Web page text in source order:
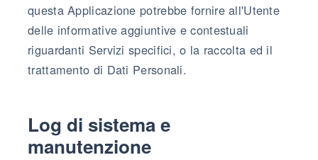
questa Applicazione potrebbe fornire all'Utente
delle informative aggiuntive e contestuali
riguardanti Servizi specifici, o la raccolta ed il
trattamento di Dati Personali.
Log di sistema e
manutenzione